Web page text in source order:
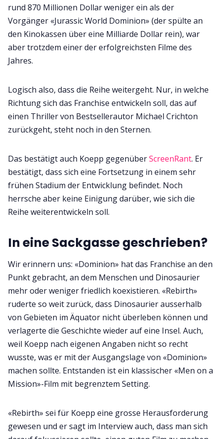
rund 870 Millionen Dollar weniger ein als der
Vorgänger «Jurassic World Dominion» (der spülte an
den Kinokassen über eine Milliarde Dollar rein), war
aber trotzdem einer der erfolgreichsten Filme des
Jahres.
Logisch also, dass die Reihe weitergeht. Nur, in welche
Richtung sich das Franchise entwickeln soll, das auf
einen Thriller von Bestsellerautor Michael Crichton
zurückgeht, steht noch in den Sternen.
Das bestätigt auch Koepp gegenüberScreenRant. Er
bestätigt, dass sich eine Fortsetzung in einem sehr
frühen Stadium der Entwicklung befindet. Noch
herrsche aber keine Einigung darüber, wie sich die
Reihe weiterentwickeln soll.
In eine Sackgasse geschrieben?
Wir erinnern uns: «Dominion» hat das Franchise an den
Punkt gebracht, an dem Menschen und Dinosaurier
mehr oder weniger friedlich koexistieren. «Rebirth»
ruderte so weit zurück, dass Dinosaurier ausserhalb
von Gebieten im Äquator nicht überleben können und
verlagerte die Geschichte wieder auf eine Insel. Auch,
weil Koepp nach eigenen Angaben nicht so recht
wusste, was er mit der Ausgangslage von «Dominion»
machen sollte. Entstanden ist ein klassischer «Men on a
Mission»-Film mit begrenztem Setting.
«Rebirth» sei für Koepp eine grosse Herausforderung
gewesen und er sagt im Interview auch, dass man sich